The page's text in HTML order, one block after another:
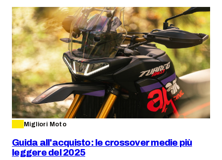
Migliori Moto
Guida all'acquisto: le crossover medie più
leggere del 2025